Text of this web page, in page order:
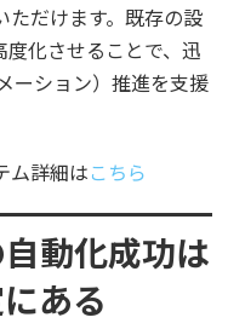
ただけます。既存の設
化させることで、迅
ーション）推進を支援
ム詳細はこちら
動化成功は
ある